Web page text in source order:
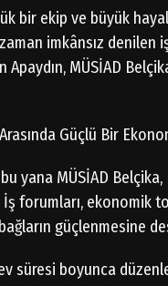
bir ekip ve büyük
imkânsız denilen
Apaydın, MÜSİAD
Güçlü Bir
yana MÜSİAD
forumları, ekonomik
güçlenmesine
süresi boyunca